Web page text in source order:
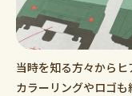
当時を知る方々から
カラーリングやロゴも